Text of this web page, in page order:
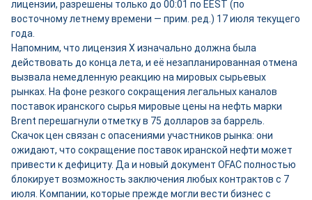
лицензии, разрешены только до 00:01 по EEST (по
восточному летнему времени — прим. ред.) 17 июля текущего
года.
Напомним, что лицензия Х изначально должна была
действовать до конца лета, и её незапланированная отмена
вызвала немедленную реакцию на мировых сырьевых
рынках. На фоне резкого сокращения легальных каналов
поставок иранского сырья мировые цены на нефть марки
Brent перешагнули отметку в 75 долларов за баррель.
Скачок цен связан с опасениями участников рынка: они
ожидают, что сокращение поставок иранской нефти может
привести к дефициту. Да и новый документ OFAC полностью
блокирует возможность заключения любых контрактов с 7
июля. Компании, которые прежде могли вести бизнес с